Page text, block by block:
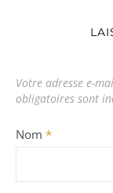
Votre adresse e-
obligatoires sont
Nom *